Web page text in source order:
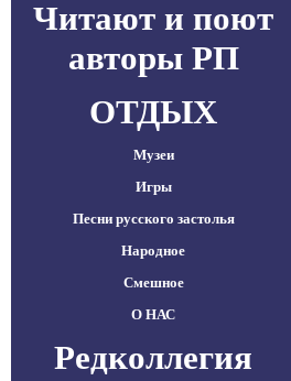
Читают и поют
авторы РП
ОТДЫХ
Музеи
Игры
Песни русского застолья
Народное
Смешное
О НАС
Редколлегия